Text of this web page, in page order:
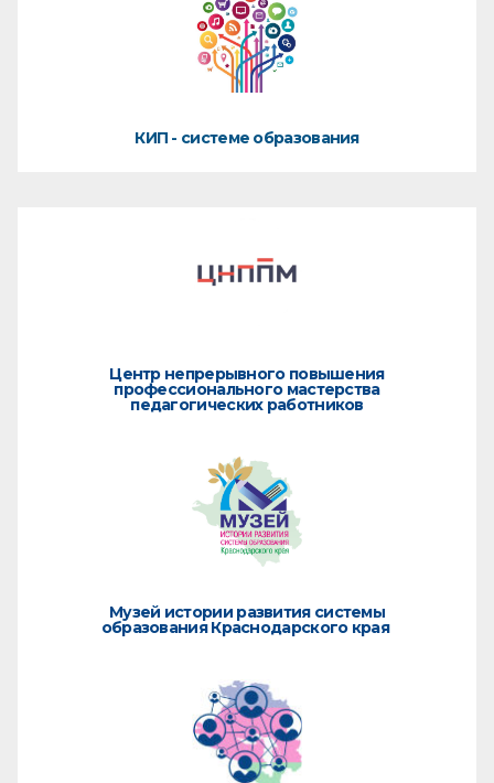
КИП - системе образования
Центр непрерывного повышения
профессионального мастерства
педагогических работников
Музей истории развития системы
образования Краснодарского края